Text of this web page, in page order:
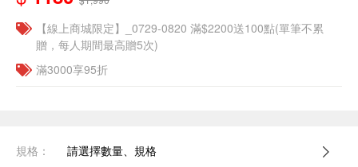
【線上商城限定】_0729-0820 滿$2200送100點(單筆不累
贈，每人期間最高贈5次)
滿3000享95折
規格： 請選擇數量、規格